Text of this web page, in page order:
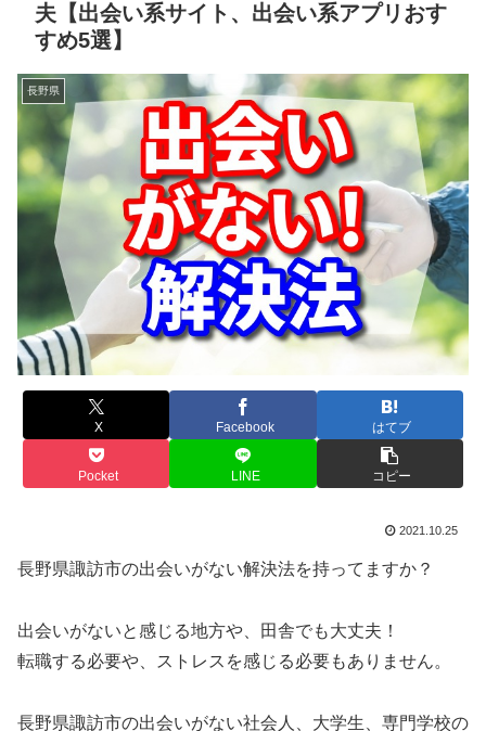
夫【出会い系サイト、出会い系アプリおす
すめ5選】
長野県
X Facebook はてブ
Pocket LINE コピー
2021.10.25
長野県諏訪市の出会いがない解決法を持ってますか？
出会いがないと感じる地方や、田舎でも大丈夫！
転職する必要や、ストレスを感じる必要もありません。
長野県諏訪市の出会いがない社会人、大学生、専門学校の